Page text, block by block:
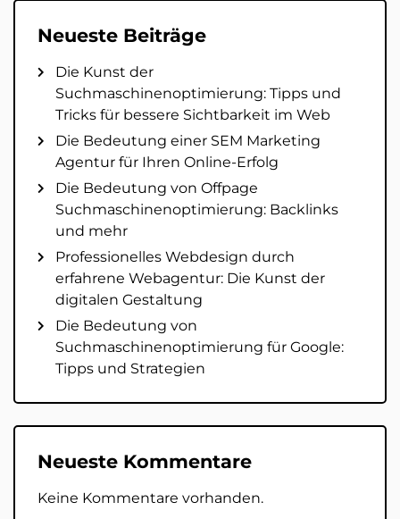
Neueste Beiträge
Die Kunst der
Suchmaschinenoptimierung: Tipps und
Tricks für bessere Sichtbarkeit im Web
Die Bedeutung einer SEM Marketing
Agentur für Ihren Online-Erfolg
Die Bedeutung von Offpage
Suchmaschinenoptimierung: Backlinks
und mehr
Professionelles Webdesign durch
erfahrene Webagentur: Die Kunst der
digitalen Gestaltung
Die Bedeutung von
Suchmaschinenoptimierung für Google:
Tipps und Strategien
Neueste Kommentare
Keine Kommentare vorhanden.